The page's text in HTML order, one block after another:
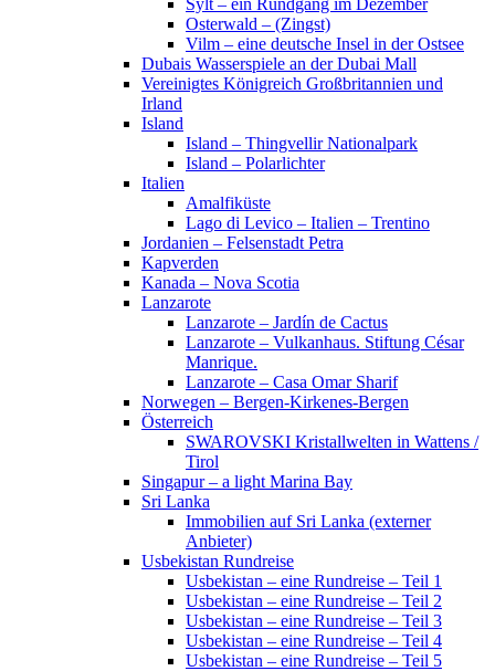
Sylt – ein Rundgang im Dezember
Osterwald – (Zingst)
Vilm – eine deutsche Insel in der Ostsee
Dubais Wasserspiele an der Dubai Mall
Vereinigtes Königreich Großbritannien und
Irland
Island
Island – Thingvellir Nationalpark
Island – Polarlichter
Italien
Amalfiküste
Lago di Levico – Italien – Trentino
Jordanien – Felsenstadt Petra
Kapverden
Kanada – Nova Scotia
Lanzarote
Lanzarote – Jardín de Cactus
Lanzarote – Vulkanhaus. Stiftung César
Manrique.
Lanzarote – Casa Omar Sharif
Norwegen – Bergen-Kirkenes-Bergen
Österreich
SWAROVSKI Kristallwelten in Wattens /
Tirol
Singapur – a light Marina Bay
Sri Lanka
Immobilien auf Sri Lanka (externer
Anbieter)
Usbekistan Rundreise
Usbekistan – eine Rundreise – Teil 1
Usbekistan – eine Rundreise – Teil 2
Usbekistan – eine Rundreise – Teil 3
Usbekistan – eine Rundreise – Teil 4
Usbekistan – eine Rundreise – Teil 5